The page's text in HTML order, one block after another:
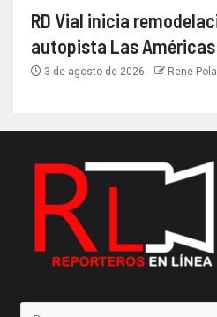
RD Vial inicia
autopista Las Américas
3 de agosto de 2026 Rene